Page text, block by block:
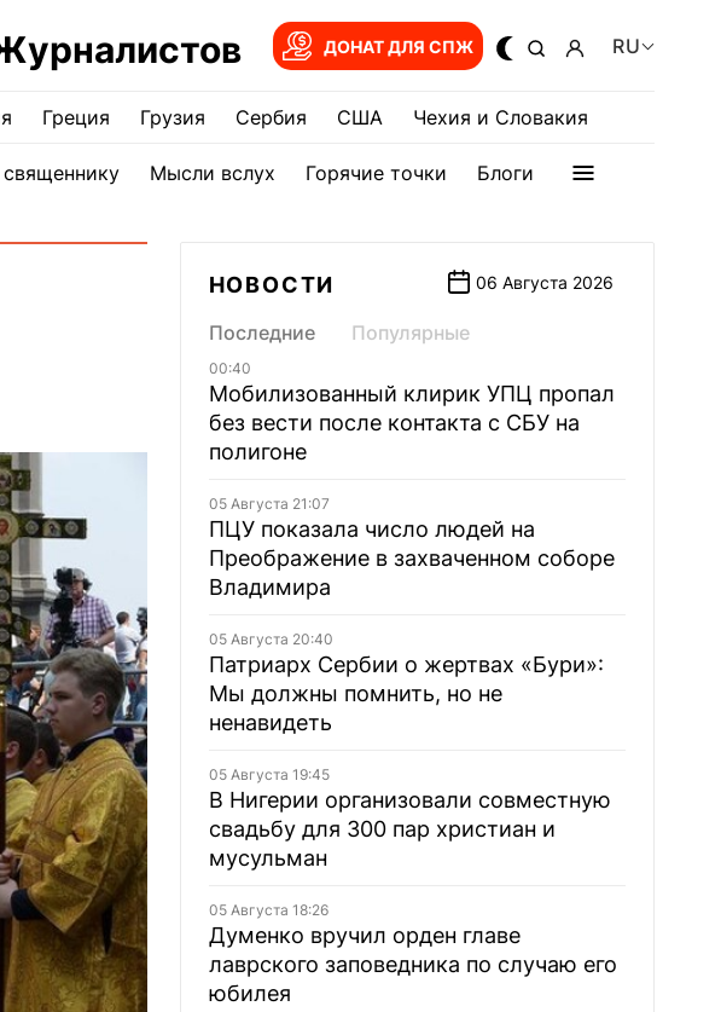
ДОНАТ ДЛЯ СПЖ RU
Греция Грузия Сербия США Чехия и Словакия
Мысли вслух Горячие точки Блоги
НОВОСТИ 06 Августа 2026
Последние Популярные
00:40
Мобилизованный клирик УПЦ пропал
без вести после контакта с СБУ на
полигоне
05 Августа 21:07
ПЦУ показала число людей на
Преображение в захваченном соборе
Владимира
05 Августа 20:40
Патриарх Сербии о жертвах «Бури»:
Мы должны помнить, но не
ненавидеть
05 Августа 19:45
В Нигерии организовали совместную
свадьбу для 300 пар христиан и
мусульман
05 Августа 18:26
Думенко вручил орден главе
лаврского заповедника по случаю его
юбилея